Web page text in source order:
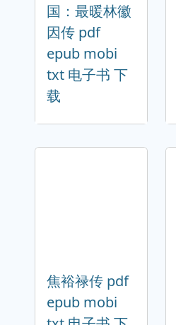
国：最暖林徽
因传 pdf
epub mobi
txt 电子书 下
载
焦裕禄传 pdf
epub mobi